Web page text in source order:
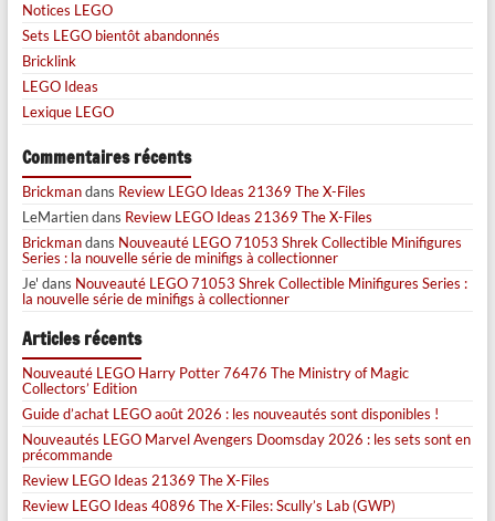
Notices LEGO
Sets LEGO bientôt abandonnés
Bricklink
LEGO Ideas
Lexique LEGO
Commentaires récents
Brickmandans Review LEGO Ideas 21369 The X-Files
LeMartiendans Review LEGO Ideas 21369 The X-Files
Brickmandans Nouveauté LEGO 71053 Shrek Collectible Minifigures
Series : la nouvelle série de minifigs à collectionner
Je' dans Nouveauté LEGO 71053 Shrek Collectible Minifigures Series :
la nouvelle série de minifigs à collectionner
Articles récents
Nouveauté LEGO Harry Potter 76476 The Ministry of Magic
Collectors’ Edition
Guide d’achat LEGO août 2026 : les nouveautés sont disponibles !
Nouveautés LEGO Marvel Avengers Doomsday 2026 : les sets sont en
précommande
Review LEGO Ideas 21369 The X-Files
Review LEGO Ideas 40896 The X-Files: Scully’s Lab (GWP)